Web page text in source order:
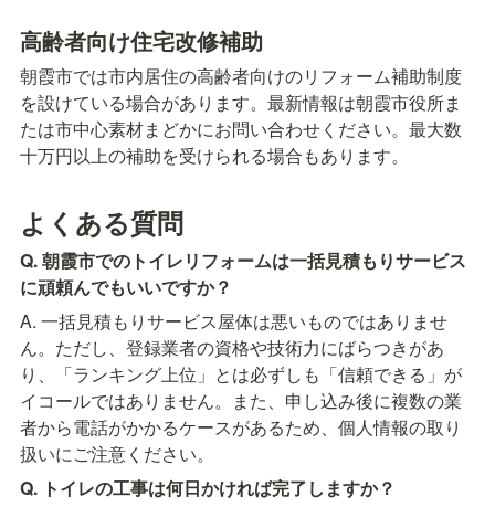
高齢者向け住宅改修補助
朝霞市では市内居住の高齢者向けのリフォーム補助制度
を設けている場合があります。最新情報は朝霞市役所ま
たは市中心素材まどかにお問い合わせください。最大数
十万円以上の補助を受けられる場合もあります。
よくある質問
Q. 朝霞市でのトイレリフォームは一括見積もりサービス
に頑頼んでもいいですか？
A. 一括見積もりサービス屋体は悪いものではありませ
ん。ただし、登録業者の資格や技術力にばらつきがあ
り、「ランキング上位」とは必ずしも「信頼できる」が
イコールではありません。また、申し込み後に複数の業
者から電話がかかるケースがあるため、個人情報の取り
扱いにご注意ください。
Q. トイレの工事は何日かければ完了しますか？